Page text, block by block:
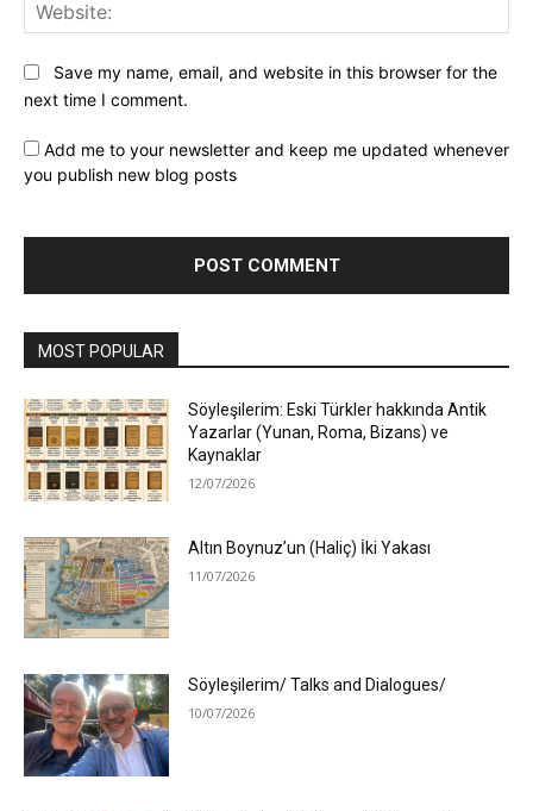
Save my name, email, and website in this browser for the
next time I comment.
Add me to your newsletter and keep me updated whenever
you publish new blog posts
MOST POPULAR
Söyleşilerim: Eski Türkler hakkında Antik
Yazarlar (Yunan, Roma, Bizans) ve
Kaynaklar
12/07/2026
Altın Boynuz’un (Haliç) İki Yakası
11/07/2026
Söyleşilerim/ Talks and Dialogues/
10/07/2026